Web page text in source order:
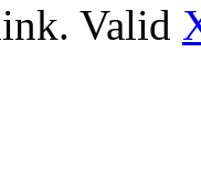
Valid